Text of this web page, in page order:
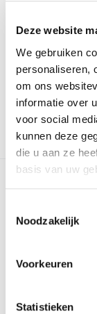
Deze website
We gebruiken
personaliseren,
om ons
informatie over
voor social
kunnen deze
die u aan ze
basis van uw
Noodzakelijk
Voorkeuren
Statistieken
Bij het
gegevens
opmerking.